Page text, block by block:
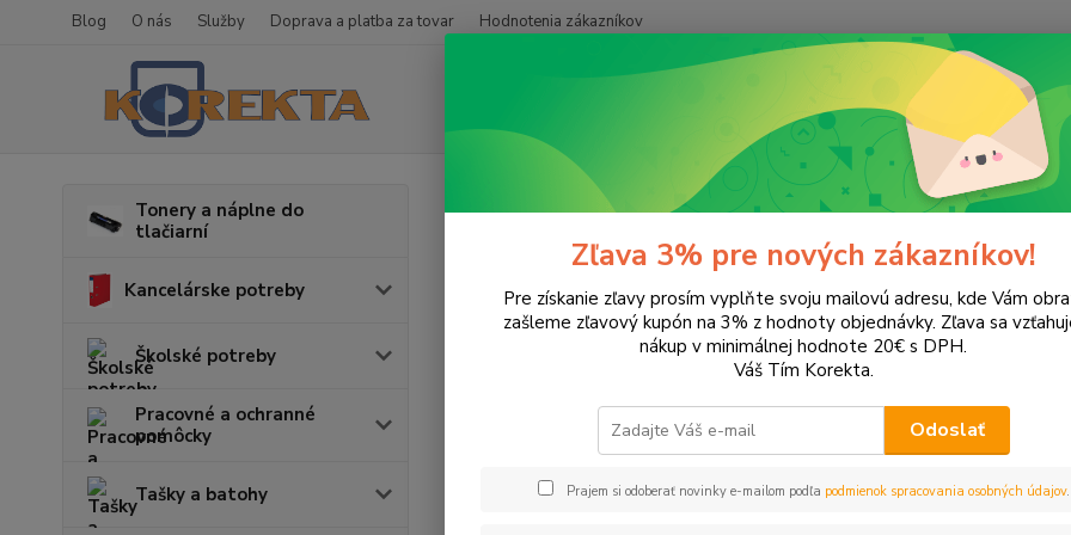
Blog O nás Služby Doprava a platba za tovar Hodnotenia zákazníkov
Tonery a náplne do
tlačiarní
Kancelárske potreby
Školské potreby
Pracovné a ochranné
pomôcky
Tašky a batohy
Tonery a náplne do tlačiarní Canon MP160
MP160
Upresniť parametre
EUR Od
Zľava 3% pre nových zákazníkov!
Pre získanie zľavy prosím vyplňte svoju mailovú adresu, kde Vám
zašleme zľavový kupón na 3% z hodnoty objednávky. Zľava sa
nákup v minimálnej hodnote 20€ s DPH.
Váš Tím Korekta.
Odoslať
Prajem si odoberať novinky e-mailom podľa podmienok spracovania osobných údajov.